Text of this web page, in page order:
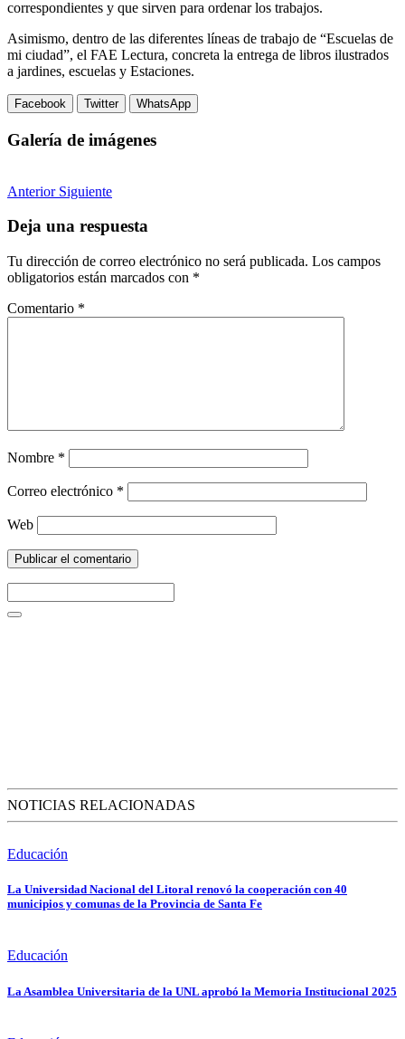
correspondientes y que sirven para ordenar los trabajos.
Asimismo, dentro de las diferentes líneas de trabajo de “Escuelas de
mi ciudad”, el FAE Lectura, concreta la entrega de libros ilustrados
a jardines, escuelas y Estaciones.
Facebook Twitter WhatsApp
Galería de imágenes
Anterior Siguiente
Deja una respuesta
Tu dirección de correo electrónico no será publicada. Los campos
obligatorios están marcados con *
Comentario *
Nombre *
Correo electrónico *
Web
NOTICIAS RELACIONADAS
Educación
La Universidad Nacional del Litoral renovó la cooperación con 40
municipios y comunas de la Provincia de Santa Fe
Educación
La Asamblea Universitaria de la UNL aprobó la Memoria Institucional 2025